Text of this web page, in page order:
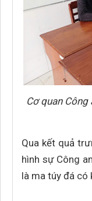
Cơ quan
Qua kết quả
hình sự Công
là ma túy đá có